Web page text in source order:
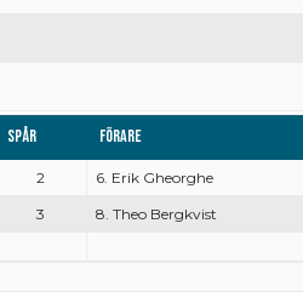
Spår Förare
2
6. Erik Gheorghe
3
8. Theo Bergkvist